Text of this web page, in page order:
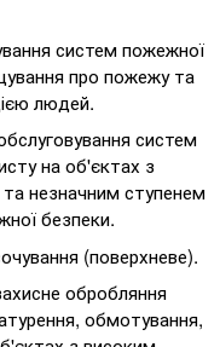
систем пожежної
про пожежу та
людей.
систем
на об'єктах з
незначним ступенем
безпеки.
(поверхневе).
обробляння
обмотування,